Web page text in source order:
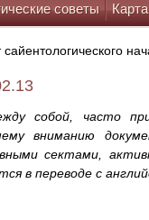
советы
собой, часто
вниманию
сектами,
в переводе с